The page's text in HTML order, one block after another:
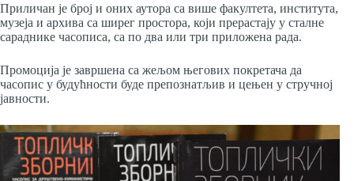
Приличан је број и оних аутора са више факултета, института,
музеја и архива са ширег простора, који прерастају у сталне
сараднике часописа, са по два или три приложена рада.
Промоција је завршена са жељом његових покретача да
часопис у будућности буде препознатљив и цењен у стручној
јавности.